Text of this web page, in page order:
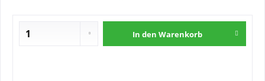
In den Warenkorb